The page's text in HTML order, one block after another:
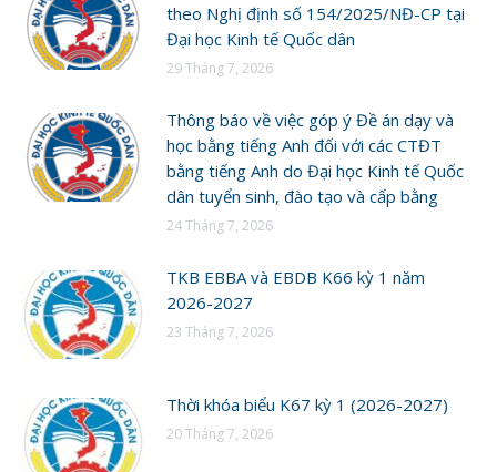
theo Nghị định số 154/2025/NĐ-CP tại
Đại học Kinh tế Quốc dân
29 Tháng 7, 2026
Thông báo về việc góp ý Đề án dạy và
học bằng tiếng Anh đối với các CTĐT
bằng tiếng Anh do Đại học Kinh tế Quốc
dân tuyển sinh, đào tạo và cấp bằng
24 Tháng 7, 2026
TKB EBBA và EBDB K66 kỳ 1 năm
2026-2027
23 Tháng 7, 2026
Thời khóa biểu K67 kỳ 1 (2026-2027)
20 Tháng 7, 2026